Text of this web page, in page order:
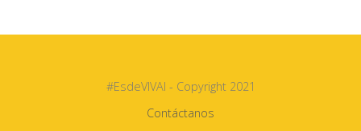
#EsdeVIVAI - Copyright 2021
Contáctanos